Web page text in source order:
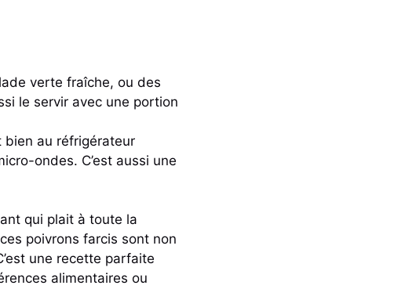
verte fraîche, ou des
le servir avec une portion
au réfrigérateur
ondes. C’est aussi une
qui plait à toute la
poivrons farcis sont non
une recette parfaite
alimentaires ou